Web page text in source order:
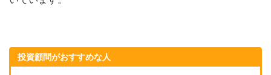
投資顧問がおすすめな人